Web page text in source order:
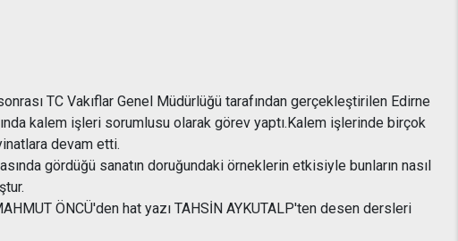
TC Vakıflar Genel Müdürlüğü tarafından gerçekleştirilen Edirne
kalem işleri sorumlusu olarak görev yaptı.Kalem işlerinde birçok
devam etti.
gördüğü sanatın doruğundaki örneklerin etkisiyle bunların nasıl
ÖNCÜ'den hat yazı TAHSİN AYKUTALP'ten desen dersleri